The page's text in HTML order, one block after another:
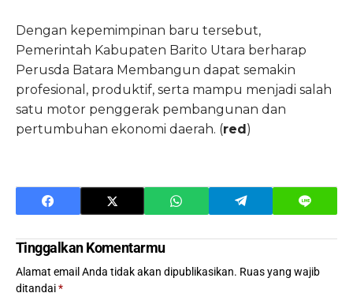
Dengan kepemimpinan baru tersebut,
Pemerintah Kabupaten Barito Utara berharap
Perusda Batara Membangun dapat semakin
profesional, produktif, serta mampu menjadi salah
satu motor penggerak pembangunan dan
pertumbuhan ekonomi daerah. (red )
Tinggalkan Komentarmu
Alamat email Anda tidak akan dipublikasikan. Ruas yang wajib
ditandai*